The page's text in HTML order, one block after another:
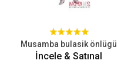
Musamba bulasik önlügü
İncele & Satınal